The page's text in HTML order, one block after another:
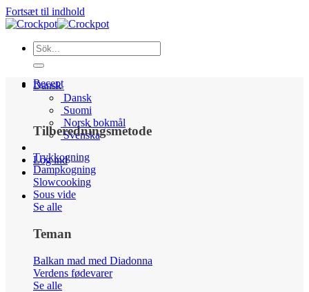
Fortsæt til indhold
Dansk
Dansk
Suomi
Norsk bokmål
Svenska
Log ind
Recept
Tilberedningsmetode
Trykkogning
Dampkogning
Slowcooking
Sous vide
Se alle
Teman
Balkan mad med Diadonna
Verdens fødevarer
Se alle